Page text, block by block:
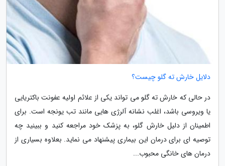
دلایل خارش ته گلو چیست؟
در حالی که خارش ته گلو می تواند یکی از علائم اولیه عفونت باکتریایی
یا ویروسی باشد، اغلب نشانه آلرژی هایی مانند تب یونجه است. برای
اطمینان از دلیل خارش گلو، به پزشک خود مراجعه کنید و ببینید چه
توصیه ای برای درمان این بیماری پیشنهاد می نماید. بعلاوه بسیاری از
درمان های خانگی محبوب...